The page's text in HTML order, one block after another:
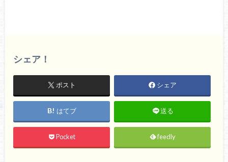
シェア！
ポスト シェア
はてブ 送る
Pocket feedly